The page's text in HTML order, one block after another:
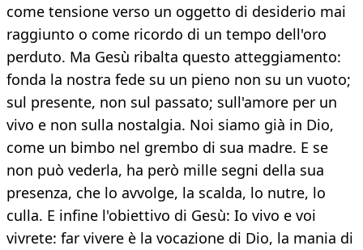
come tensione verso un oggetto di desiderio mai
raggiunto o come ricordo di un tempo dell'oro
perduto. Ma Gesù ribalta questo atteggiamento:
fonda la nostra fede su un pieno non su un vuoto;
sul presente, non sul passato; sull'amore per un
vivo e non sulla nostalgia. Noi siamo già in Dio,
come un bimbo nel grembo di sua madre. E se
non può vederla, ha però mille segni della sua
presenza, che lo avvolge, la scalda, lo nutre, lo
culla. E infine l'obiettivo di Gesù: Io vivo e voi
vivrete: far vivere è la vocazione di Dio, la mania di